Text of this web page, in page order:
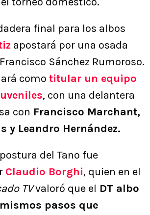
final para los albos
apostará por una osada
Sánchez Rumoroso.
como titular un equipo
, con una delantera
con Francisco Marchant,
y Leandro Hernández.
del Tano fue
Claudio Borghi, quien en el
TVvaloró que el DT albo
pasos que